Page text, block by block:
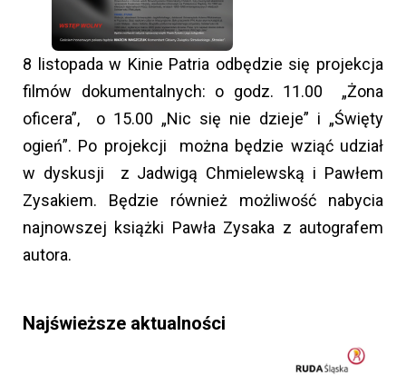
8 listopada w Kinie Patria odbędzie się projekcja
filmów dokumentalnych: o godz. 11.00 „Żona
oficera”, o 15.00 „Nic się nie dzieje” i „Święty
ogień”. Po projekcji można będzie wziąć udział
w dyskusji z Jadwigą Chmielewską i Pawłem
Zysakiem. Będzie również możliwość nabycia
najnowszej książki Pawła Zysaka z autografem
autora.
Najświeższe aktualności